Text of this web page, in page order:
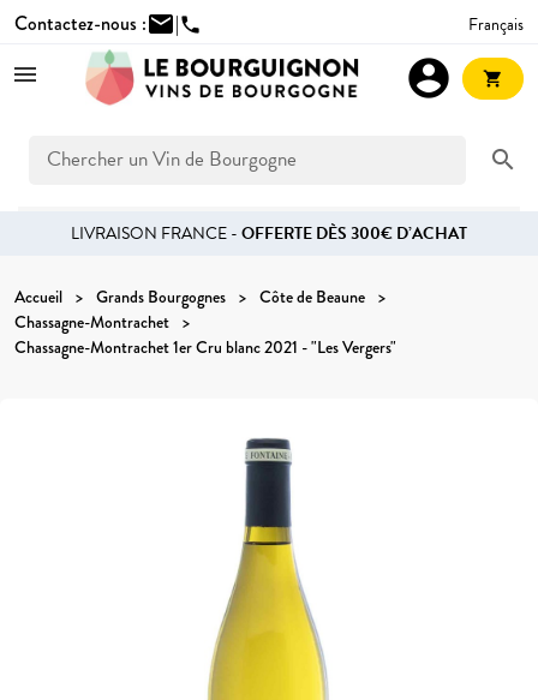
Contactez-nous :mail|phone Français
search
account_circle shopping_cart
LIVRAISON FRANCE -OFFERTE DÈS 300€ D’ACHAT
Accueil Grands Bourgognes
Côte de Beaune
Chassagne-Montrachet
Chassagne-Montrachet 1er Cru blanc 2021 - "Les Vergers"